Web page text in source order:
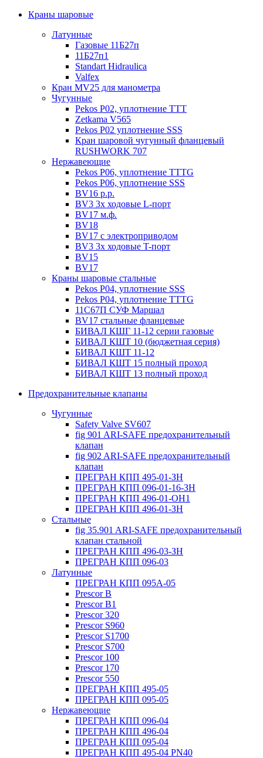
Краны шаровые
Латунные
Газовые 11Б27п
11Б27п1
Standart Hidraulica
Valfex
Кран MV25 для манометра
Чугунные
Pekos P02, уплотнение ТТТ
Zetkama V565
Pekos P02 уплотнение SSS
Кран шаровой чугунный фланцевый
RUSHWORK 707
Нержавеющие
Pekos P06, уплотнение ТТТG
Pekos P06, уплотнение SSS
BV16 р.р.
BV3 3х ходовые L-порт
BV17 м.ф.
BV18
BV17 с электроприводом
BV3 3х ходовые T-порт
BV15
BV17
Краны шаровые стальные
Pekos P04, уплотнение SSS
Pekos P04, уплотнение ТТТG
11С67П СУФ Маршал
BV17 стальные фланцевые
БИВАЛ КШГ 11-12 серии газовые
БИВАЛ КШТ 10 (бюджетная серия)
БИВАЛ КШТ 11-12
БИВАЛ КШТ 15 полный проход
БИВАЛ КШТ 13 полный проход
Предохранительные клапаны
Чугунные
Safety Valve SV607
fig 901 ARI-SAFE предохранительный
клапан
fig 902 ARI-SAFE предохранительный
клапан
ПРЕГРАН КПП 495-01-ЗН
ПРЕГРАН КПП 096-01-16-ЗН
ПРЕГРАН КПП 496-01-ОН1
ПРЕГРАН КПП 496-01-ЗН
Стальные
fig 35.901 ARI-SAFE предохранительный
клапан стальной
ПРЕГРАН КПП 496-03-ЗН
ПРЕГРАН КПП 096-03
Латунные
ПРЕГРАН КПП 095А-05
Prescor B
Prescor B1
Prescor 320
Prescor S960
Prescor S1700
Prescor S700
Prescor 100
Prescor 170
Prescor 550
ПРЕГРАН КПП 495-05
ПРЕГРАН КПП 095-05
Нержавеющие
ПРЕГРАН КПП 096-04
ПРЕГРАН КПП 496-04
ПРЕГРАН КПП 095-04
ПРЕГРАН КПП 495-04 PN40